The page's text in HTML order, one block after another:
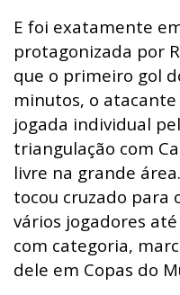
E foi exatamente
protagonizada por
que o primeiro gol
minutos, o
jogada individual
triangulação com
livre na grande
tocou cruzado para
vários jogadores
com categoria,
dele em Copas do